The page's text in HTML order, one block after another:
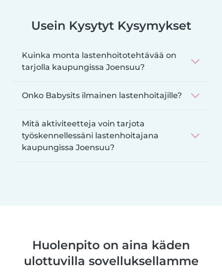
Usein Kysytyt Kysymykset
Kuinka monta lastenhoitotehtävää on
tarjolla kaupungissa Joensuu?
Onko Babysits ilmainen lastenhoitajille?
Mitä aktiviteetteja voin tarjota
työskennellessäni lastenhoitajana
kaupungissa Joensuu?
Huolenpito on aina käden
ulottuvilla sovelluksellamme